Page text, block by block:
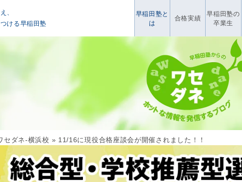
、
ける早稲田塾
早稲田塾と
は
合格実績
早稲田塾の
卒業生
セダネ-横浜校 » 11/16に現役合格座談会が開催されました！！